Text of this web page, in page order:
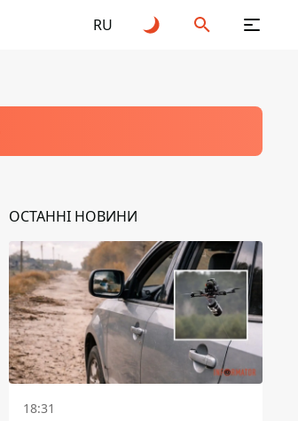
RU
ОСТАННІ НОВИНИ
18:31